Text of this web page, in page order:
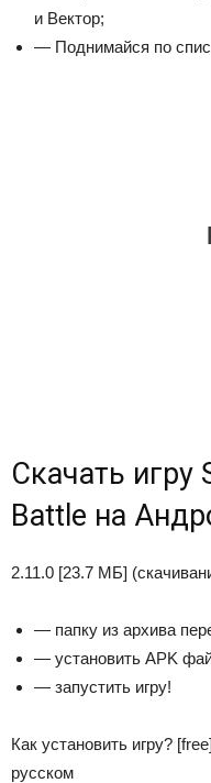
и Вектор;
— Поднимайся по
Скачать игру
Battle на
2.11.0 [23.7 МБ]
— папку из архива
— установить APK
— запустить игру!
Как установить игру?
русском